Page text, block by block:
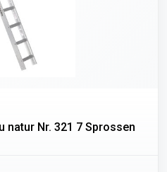
natur Nr. 321 7 Sprossen